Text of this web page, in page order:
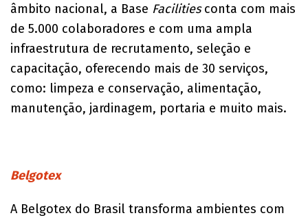
âmbito nacional, a Base Facilitiesconta com mais
de 5.000 colaboradores e com uma ampla
infraestrutura de recrutamento, seleção e
capacitação, oferecendo mais de 30 serviços,
como: limpeza e conservação, alimentação,
manutenção, jardinagem, portaria e muito mais.
Belgotex
A Belgotex do Brasil transforma ambientes com